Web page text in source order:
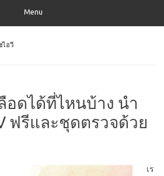
Menu
ไอวี
อดได้ที่ไหนบ้าง นำ
ฟรีและชุดตรวจด้วย
เร